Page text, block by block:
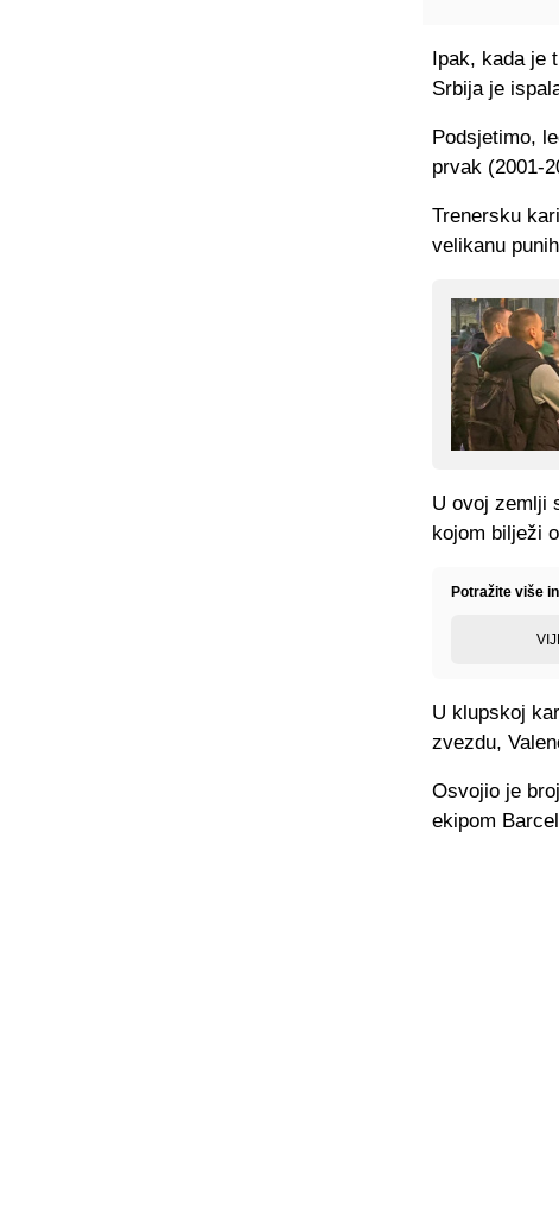
Ipak, kada je
Srbija je
Podsjetimo,
prvak (2001-
Trenersku
velikanu
U ovoj zemlji
kojom bilježi
Potražite više
U klupskoj
zvezdu,
Osvojio je
ekipom